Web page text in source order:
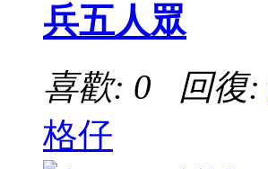
兵五人眾
喜歡: 0 回復:
格仔